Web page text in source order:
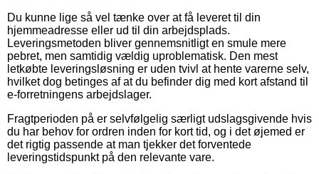
Du kunne lige så vel tænke over at få leveret til din
hjemmeadresse eller ud til din arbejdsplads.
Leveringsmetoden bliver gennemsnitligt en smule mere
pebret, men samtidig vældig uproblematisk. Den mest
letkøbte leveringsløsning er uden tvivl at hente varerne selv,
hvilket dog betinges af at du befinder dig med kort afstand til
e-forretningens arbejdslager.
Fragtperioden på er selvfølgelig særligt udslagsgivende hvis
du har behov for ordren inden for kort tid, og i det øjemed er
det rigtig passende at man tjekker det forventede
leveringstidspunkt på den relevante vare.